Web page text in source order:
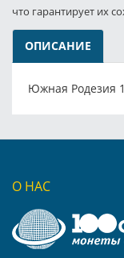
что гарантирует их
ОПИСАНИЕ
Южная Родезия
О НАС